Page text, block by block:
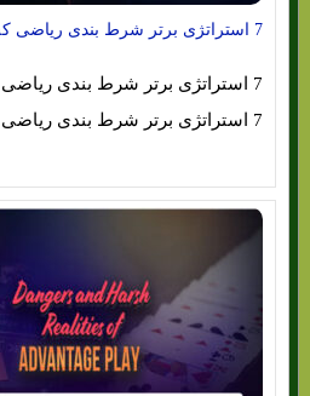
7 استراتژی برتر شرط بندی ریاضی که کار می کنند! (2024)
7 استراتژی برتر شرط بندی ریاضی که کار…